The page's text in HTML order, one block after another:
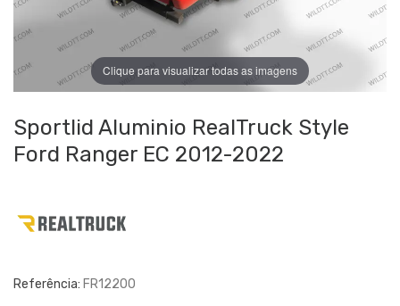
Clique para visualizar todas as imagens
Sportlid Aluminio RealTruck Style
Ford Ranger EC 2012-2022
Referência: FR12200